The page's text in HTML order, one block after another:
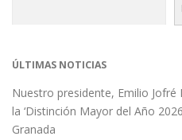
ÚLTIMAS NOTICIAS
Nuestro presidente, Emilio
la ‘Distinción Mayor del Año
Granada